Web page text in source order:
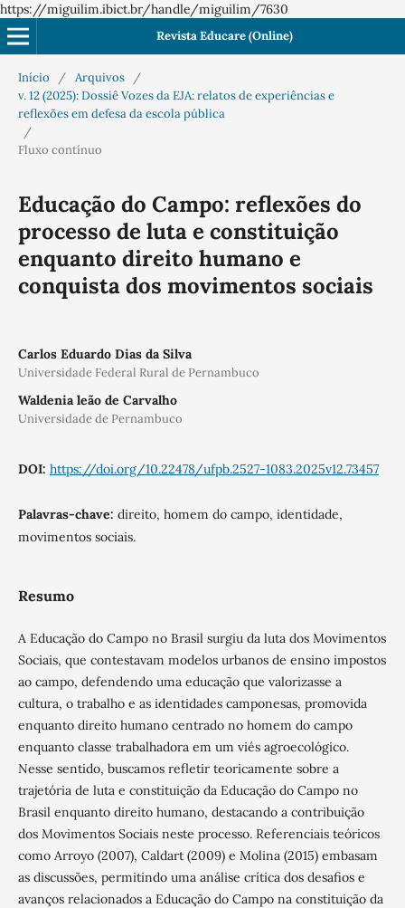
https://miguilim.ibict.br/handle/miguilim/7630
Revista Educare (Online)
Início / Arquivos
/
v. 12 (2025): Dossiê Vozes da EJA: relatos de experiências e
reflexões em defesa da escola pública
/
Fluxo contínuo
Educação do Campo: reflexões do
processo de luta e constituição
enquanto direito humano e
conquista dos movimentos sociais
Carlos Eduardo Dias da Silva
Universidade Federal Rural de Pernambuco
Waldenia leão de Carvalho
Universidade de Pernambuco
DOI: https://doi.org/10.22478/ufpb.2527-1083.2025v12.73457
Palavras-chave: direito, homem do campo, identidade,
movimentos sociais.
Resumo
A Educação do Campo no Brasil surgiu da luta dos Movimentos
Sociais, que contestavam modelos urbanos de ensino impostos
ao campo, defendendo uma educação que valorizasse a
cultura, o trabalho e as identidades camponesas, promovida
enquanto direito humano centrado no homem do campo
enquanto classe trabalhadora em um viés agroecológico.
Nesse sentido, buscamos refletir teoricamente sobre a
trajetória de luta e constituição da Educação do Campo no
Brasil enquanto direito humano, destacando a contribuição
dos Movimentos Sociais neste processo. Referenciais teóricos
como Arroyo (2007), Caldart (2009) e Molina (2015) embasam
as discussões, permitindo uma análise crítica dos desafios e
avanços relacionados a Educação do Campo na constituição da